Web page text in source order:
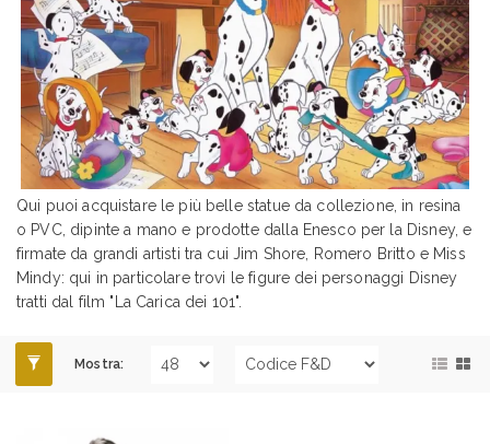
Qui puoi acquistare le più belle statue da collezione, in resina
o PVC, dipinte a mano e prodotte dalla Enesco per la Disney, e
firmate da grandi artisti tra cui Jim Shore, Romero Britto e Miss
Mindy: qui in particolare trovi le figure dei personaggi Disney
tratti dal film "La Carica dei 101".
Mostra: